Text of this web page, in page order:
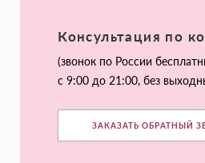
Консультация по
(звонок по России
с 9:00 до 21:00, без
ЗАКАЗАТЬ ОБРАТНЫЙ